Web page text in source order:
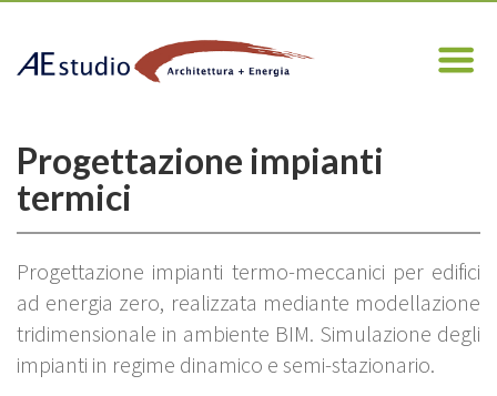
Progettazione impianti
termici
Progettazione impianti termo-meccanici per edifici
ad energia zero, realizzata mediante modellazione
tridimensionale in ambiente BIM. Simulazione degli
impianti in regime dinamico e semi-stazionario.